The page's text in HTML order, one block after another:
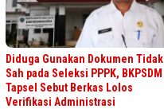
Diduga Gunakan Dokumen Tidak
Sah pada Seleksi PPPK, BKPSDM
Tapsel Sebut Berkas Lolos
Verifikasi Administrasi